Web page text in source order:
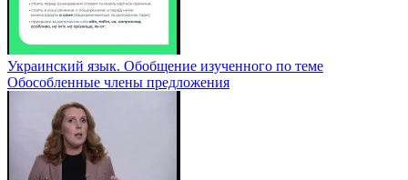
Украинский язык. Обобщение изученного по теме
Обособленные члены предложения